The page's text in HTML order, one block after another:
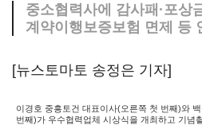
중소협력사에 감사패·포상
계약이행보증보험 면제 등
[뉴스토마토 송정은 기자]
이경호 중흥토건 대표이사(오른쪽 첫 번째)와
번째)가 우수협력업체 시상식을 개최하고 기념